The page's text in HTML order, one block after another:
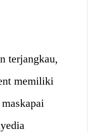
terjangkau,
memiliki